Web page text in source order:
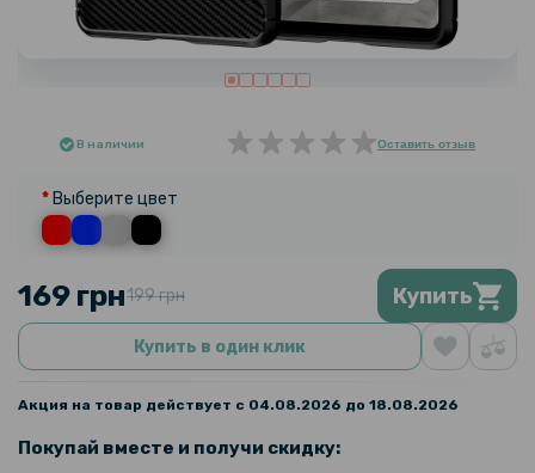
В наличии Оставить отзыв
Выберите цвет
169 грн199 грн Купить
Купить в один клик
Акция на товар действует с 04.08.2026 до 18.08.2026
Покупай вместе и получи скидку: